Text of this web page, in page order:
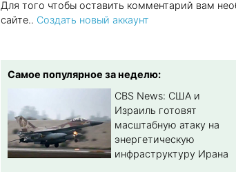
Для того чтобы оставить комментарий вам
сайте.. Создать новый аккаунт
Самое популярное за неделю:
CBS News: США и
Израиль готовят
масштабную атаку на
энергетическую
инфраструктуру Ирана